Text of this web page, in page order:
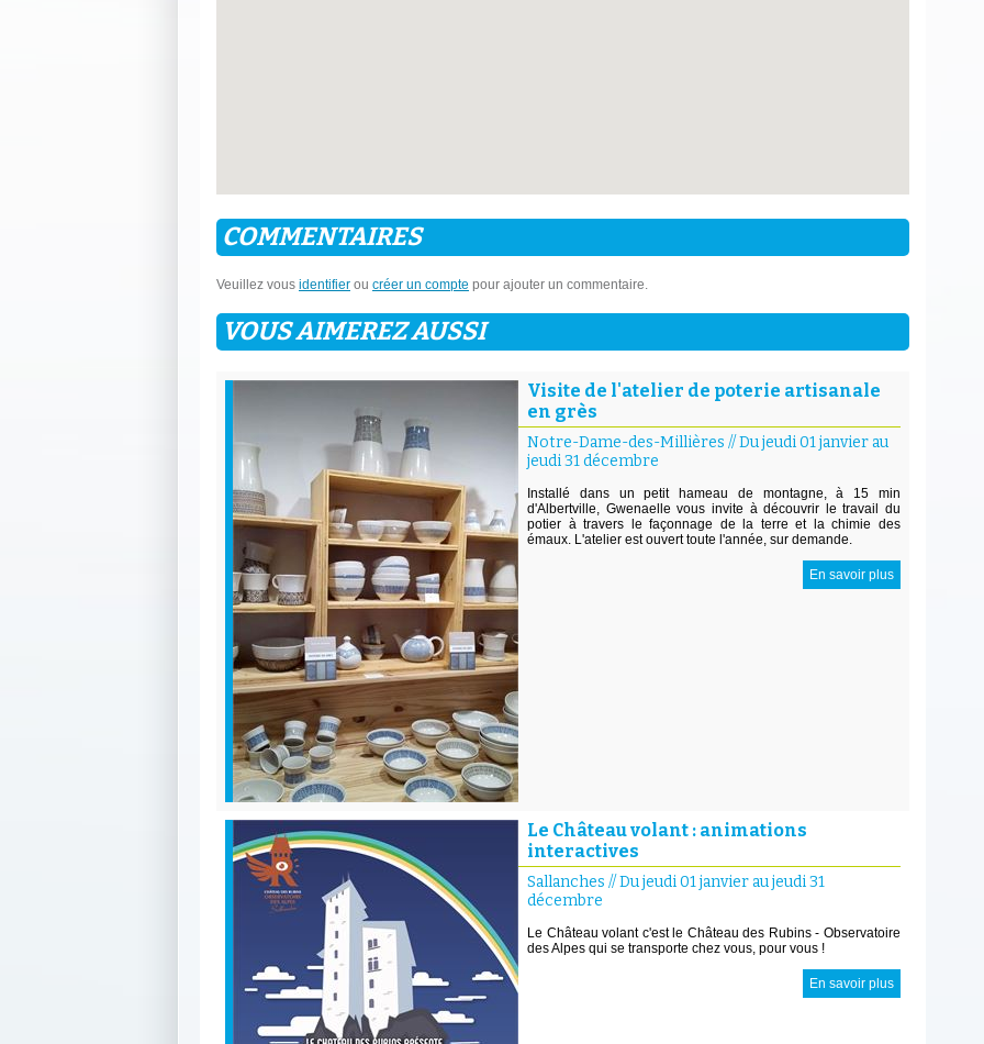
COMMENTAIRES
Veuillez vous identifier ou créer un compte pour ajouter un commentaire.
VOUS AIMEREZ AUSSI
Visite de l'atelier de poterie artisanale
en grès
Notre-Dame-des-Millières //Du jeudi 01 janvier au
jeudi 31 décembre
Installé dans un petit hameau de montagne, à 15 min
d'Albertville, Gwenaelle vous invite à découvrir le travail du
potier à travers le façonnage de la terre et la chimie des
émaux. L'atelier est ouvert toute l'année, sur demande.
En savoir plus
Le Château volant : animations
interactives
Sallanches //Du jeudi 01 janvier au jeudi 31
décembre
Le Château volant c'est le Château des Rubins - Observatoire
des Alpes qui se transporte chez vous, pour vous !
En savoir plus